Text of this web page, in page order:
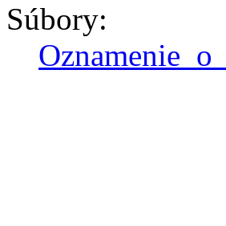
Súbory: